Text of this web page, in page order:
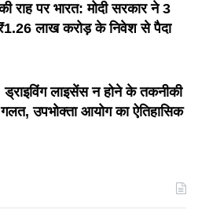
राह पर भारत: मोदी सरकार ने 3
लाख करोड़ के निवेश से पैदा
ड्राइविंग लाइसेंस न होने के तकनीकी
उपभोक्ता आयोग का ऐतिहासिक